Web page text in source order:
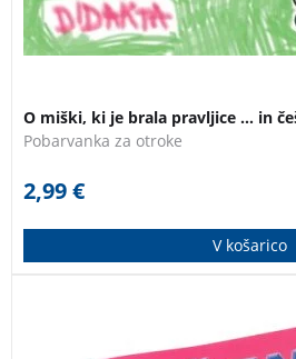
O miški, ki je brala pravljice … in
Pobarvanka za otroke
2,99€
V košarico
Jasen in nazoren delovni zvezek
pisati črke. Primeren je tudi za